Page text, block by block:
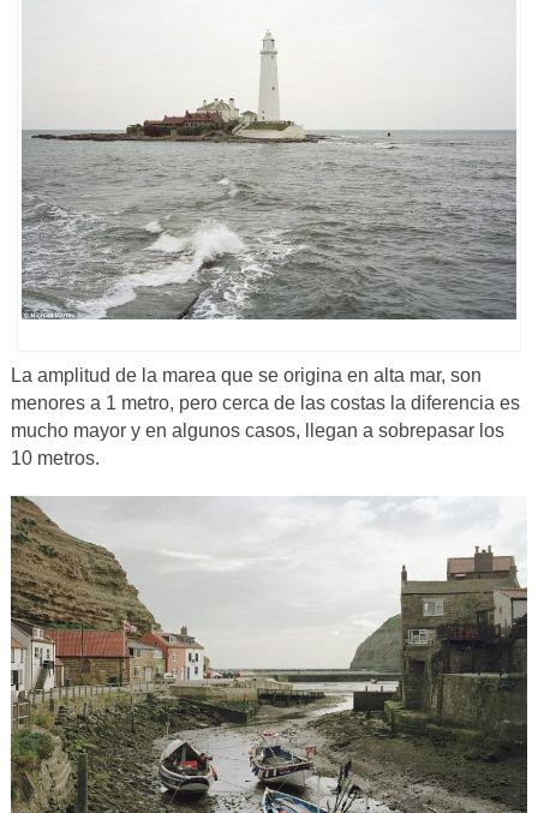
La amplitud de la marea que se origina en alta mar, son
menores a 1 metro, pero cerca de las costas la diferencia es
mucho mayor y en algunos casos, llegan a sobrepasar los
10 metros.